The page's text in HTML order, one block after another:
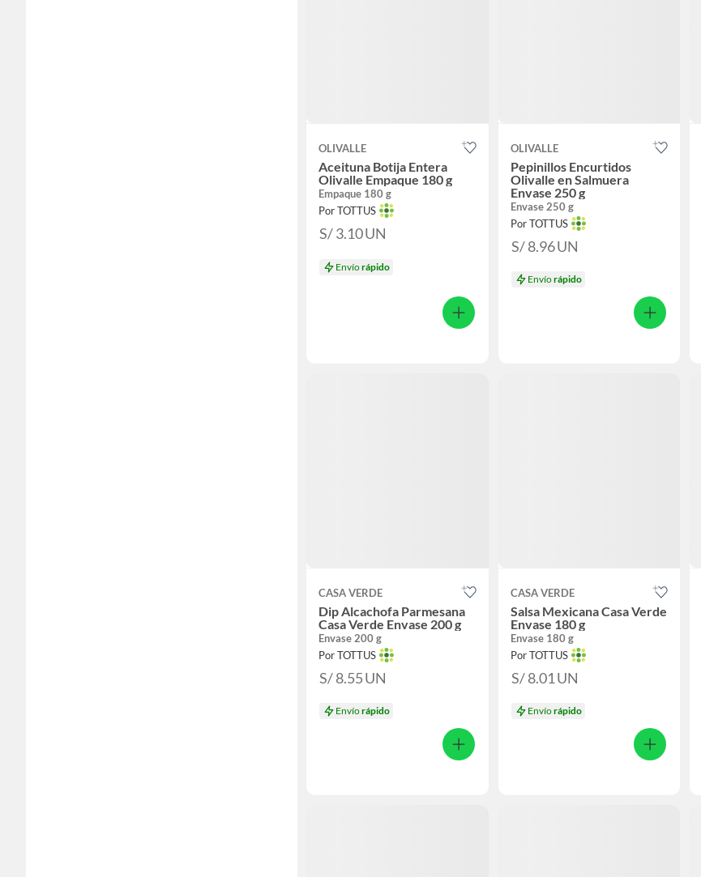
OLIVALLE
Aceituna Botija Entera
Olivalle Empaque 180 g
Empaque 180 g
Por TOTTUS
S/ 3.10UN
Envíorápido
OLIVALLE
Pepinillos Encurtidos
Olivalle en Salmuera
Envase 250 g
Envase 250 g
Por TOTTUS
S/ 8.96UN
Envíorápido
CASA VERDE
Dip Alcachofa Parmesana
Casa Verde Envase 200 g
Envase 200 g
Por TOTTUS
S/ 8.55UN
Envíorápido
CASA VERDE
Salsa Mexicana Casa Verde
Envase 180 g
Envase 180 g
Por TOTTUS
S/ 8.01UN
Envíorápido